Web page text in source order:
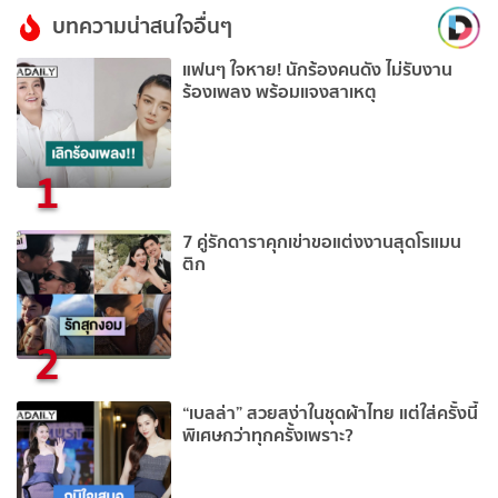
บทความน่าสนใจอื่นๆ
1
แฟนๆ ใจหาย! นักร้องคนดัง ไม่รับงาน
ร้องเพลง พร้อมแจงสาเหตุ
2
7 คู่รักดาราคุกเข่าขอแต่งงานสุดโรแมน
ติก
“เบลล่า” สวยสง่าในชุดผ้าไทย แต่ใส่ครั้งนี้
พิเศษกว่าทุกครั้งเพราะ?